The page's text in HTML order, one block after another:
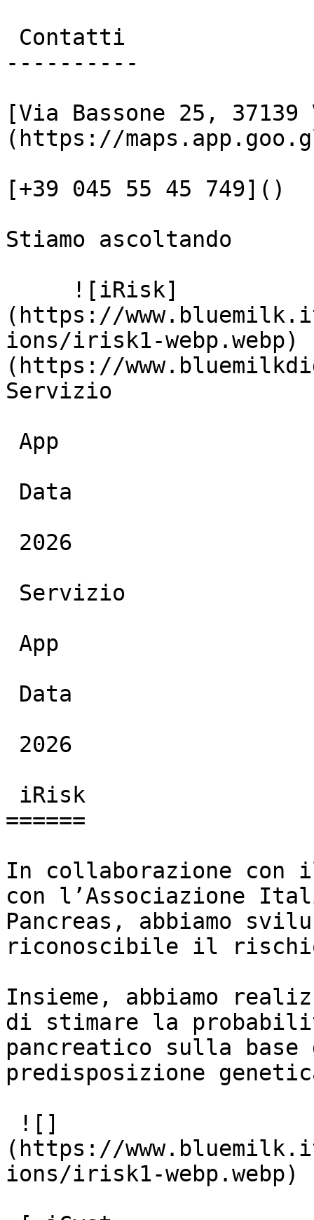
----------
[Via Bassone 25, 37139
(https://
[+39 045 55 45 749]()
Stiamo ascoltando
(https://
ions/irisk1-
(https://
Servizio
======
In collaborazione
con l’Associazione
Pancreas, abbiamo
riconoscibile il
Insieme, abbiamo
di stimare la
pancreatico sulla
predisposizione
(https://
ions/irisk1-webp.webp)